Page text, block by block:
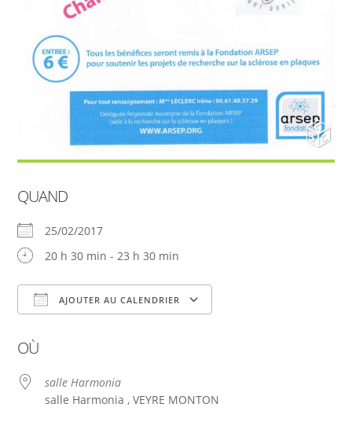
QUAND
25/02/2017
20 h 30 min - 23 h 30 min
AJOUTER AU CALENDRIER
OÙ
salle Harmonia
salle Harmonia , VEYRE MONTON